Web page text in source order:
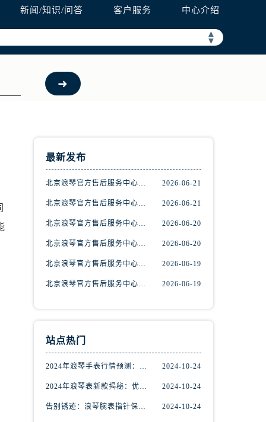
新闻/知识/问答 客户服务 中心介绍
▲
▼
约）
最新发布
北京浪琴官方售后服务中心｜最新地址与客服电话权威信息公示（2026年6月最新） 2026-06-21
北京浪琴官方售后服务中心｜维修地址及售后热线权威信息公示（2026年6月最新） 2026-06-21
北京浪琴官方售后服务中心｜热线电话及门店地址权威信息公示（2026年6月最新） 2026-06-20
北京浪琴官方售后服务中心｜服务热线及完整地址权威信息公示（2026年6月最新） 2026-06-20
北京浪琴官方售后服务中心｜完整地址与官方电话权威信息公示（2026年6月最新） 2026-06-19
北京浪琴官方售后服务中心｜网点地址和官方热线权威信息公示（2026年6月最新） 2026-06-19
站点热门
2024年浪琴手表行情预测：掌握先机，尽享潮流魅力 2024-10-24
2024年浪琴表新款揭秘：优雅与创新的完美融合 2024-10-24
告别锈迹：浪琴腕表指针保养秘籍揭秘 2024-10-24